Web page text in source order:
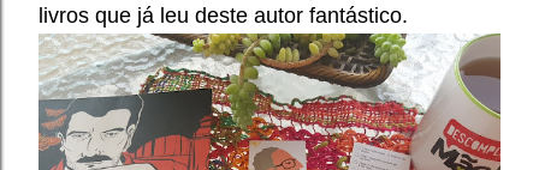
livros que já leu deste autor fantástico.